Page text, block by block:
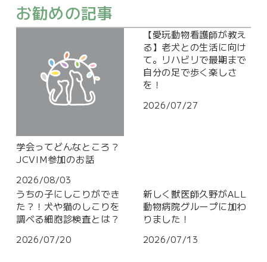
お勧めの記事
学会ってどんなところ？
JCVIM参加のお話
2026/08/03
【愛玩動物看護師が教え
る】老犬との生活に向け
て。リハビリで最期まで
自分の足で歩く楽しさ
を！
2026/07/27
うちの子にしこりができ
た？！犬や猫のしこりを
調べる細胞診検査とは？
2026/07/20
新しく獣医師久野がALL
動物病院グループに加わ
りました！
2026/07/13